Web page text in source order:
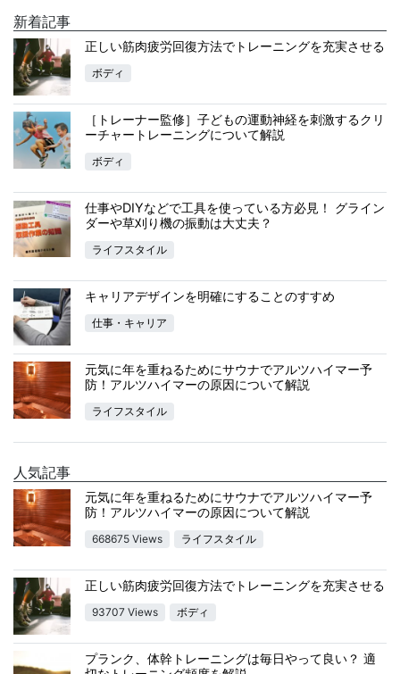
新着記事
正しい筋肉疲労回復方法でトレーニングを充実させる
ボディ
［トレーナー監修］子どもの運動神経を刺激するクリ
ーチャートレーニングについて解説
ボディ
仕事やDIYなどで工具を使っている方必見！ グライン
ダーや草刈り機の振動は大丈夫？
ライフスタイル
キャリアデザインを明確にすることのすすめ
仕事・キャリア
元気に年を重ねるためにサウナでアルツハイマー予
防！アルツハイマーの原因について解説
ライフスタイル
人気記事
元気に年を重ねるためにサウナでアルツハイマー予
防！アルツハイマーの原因について解説
668675 Views ライフスタイル
正しい筋肉疲労回復方法でトレーニングを充実させる
93707 Views ボディ
プランク、体幹トレーニングは毎日やって良い？ 適